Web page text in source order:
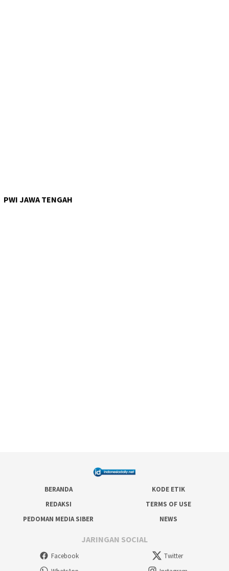
PWI JAWA TENGAH
BERANDA
KODE ETIK
REDAKSI
TERMS OF USE
PEDOMAN MEDIA SIBER
NEWS
JARINGAN SOCIAL
Facebook
Twitter